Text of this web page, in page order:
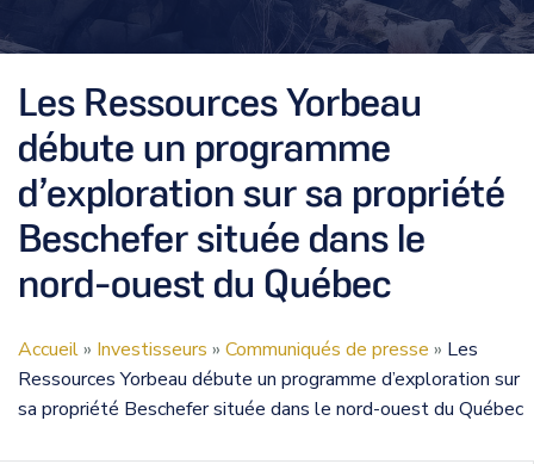
Les Ressources Yorbeau
débute un programme
d’exploration sur sa propriété
Beschefer située dans le
nord-ouest du Québec
Accueil» Investisseurs » Communiqués de presse » Les
Ressources Yorbeau débute un programme d’exploration sur
sa propriété Beschefer située dans le nord-ouest du Québec